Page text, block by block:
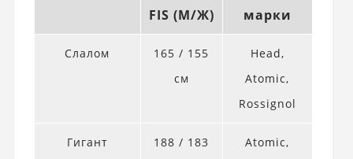
FIS (М/Ж)
марки
Слалом
165 / 155
см
Head,
Atomic,
Rossignol
Гигант
188 / 183
Atomic,